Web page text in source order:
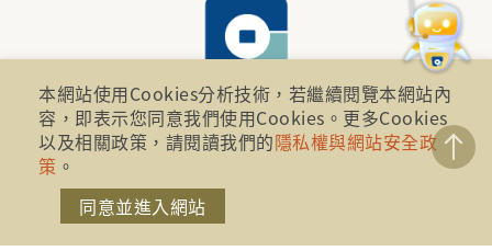
財團法人金融消費評議中心 著作權所有
地址：10041台北市忠孝西路一段四號17樓(崇聖大樓)
本網站使用Cookies分析技術，若繼續閱覽本網站內
容，即表示您同意我們使用Cookies。更多Cookies
以及相關政策，請閱讀我們的隱私權與網站安全政
策 。
同意並進入網站